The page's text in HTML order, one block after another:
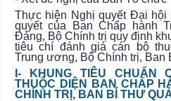
Thực hiện Nghị quyết Đại hội
quyết của Ban Chấp hành
Đảng, Bộ Chính trị quy định
tiêu chí đánh giá cán bộ
Trung ương, Bộ Chính trị, Ban
I- KHUNG TIÊU CHUẨN
THUỘC DIỆN BAN CHẤP
CHÍNH TRỊ, BAN BÍ THƯ